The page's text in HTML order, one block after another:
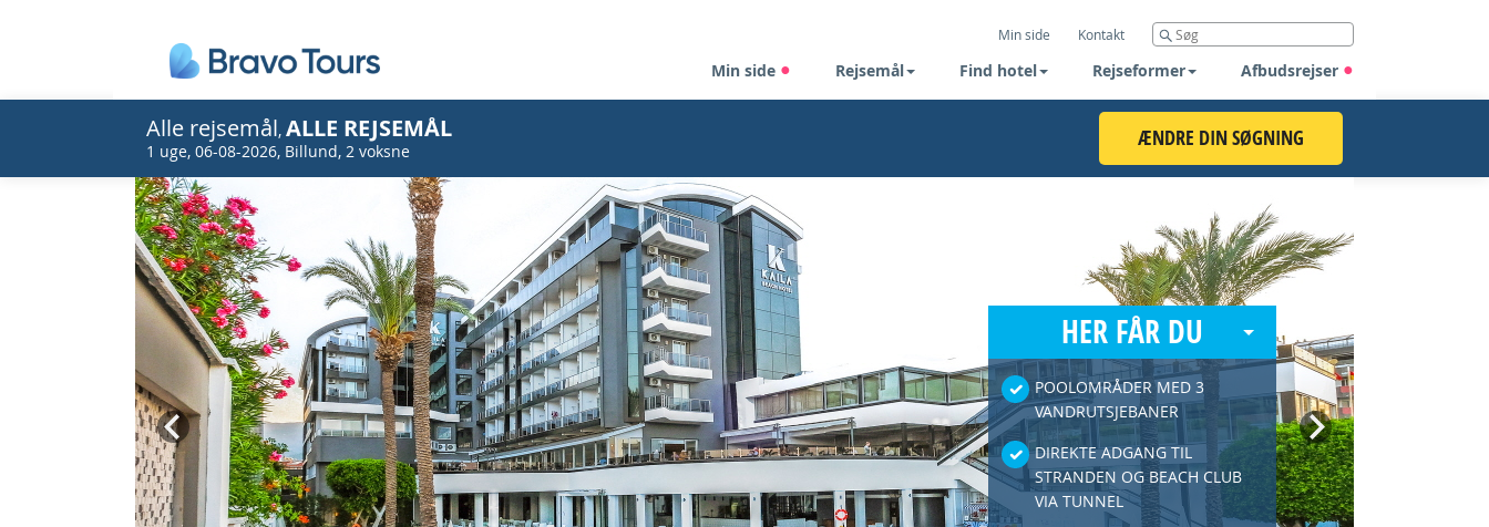
Min side Kontakt
Min side Rejsemål Find hotel Rejseformer Afbudsrejser
Alle rejsemål, ALLE REJSEMÅL
1 uge, 06-08-2026, Billund, 2 voksne ÆNDRE DIN SØGNING
HER FÅR DU
POOLOMRÅDER MED 3
VANDRUTSJEBANER
DIREKTE ADGANG TIL
STRANDEN OG BEACH CLUB
VIA TUNNEL
Prev Next